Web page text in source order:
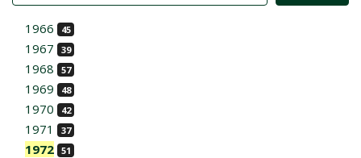
1966 45
1967 39
1968 57
1969 48
1970 42
1971 37
1972 51